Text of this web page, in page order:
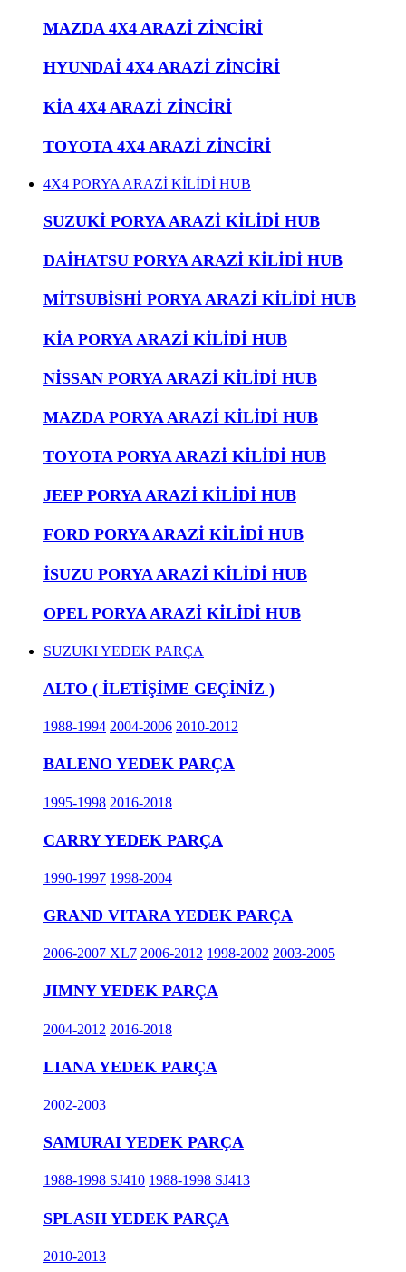
MAZDA 4X4 ARAZİ ZİNCİRİ
HYUNDAİ 4X4 ARAZİ ZİNCİRİ
KİA 4X4 ARAZİ ZİNCİRİ
TOYOTA 4X4 ARAZİ ZİNCİRİ
4X4 PORYA ARAZİ KİLİDİ HUB
SUZUKİ PORYA ARAZİ KİLİDİ HUB
DAİHATSU PORYA ARAZİ KİLİDİ HUB
MİTSUBİSHİ PORYA ARAZİ KİLİDİ HUB
KİA PORYA ARAZİ KİLİDİ HUB
NİSSAN PORYA ARAZİ KİLİDİ HUB
MAZDA PORYA ARAZİ KİLİDİ HUB
TOYOTA PORYA ARAZİ KİLİDİ HUB
JEEP PORYA ARAZİ KİLİDİ HUB
FORD PORYA ARAZİ KİLİDİ HUB
İSUZU PORYA ARAZİ KİLİDİ HUB
OPEL PORYA ARAZİ KİLİDİ HUB
SUZUKI YEDEK PARÇA
ALTO ( İLETİŞİME GEÇİNİZ )
1988-1994 2004-2006 2010-2012
BALENO YEDEK PARÇA
1995-1998 2016-2018
CARRY YEDEK PARÇA
1990-1997 1998-2004
GRAND VITARA YEDEK PARÇA
2006-2007 XL7 2006-2012 1998-2002 2003-2005
JIMNY YEDEK PARÇA
2004-2012 2016-2018
LIANA YEDEK PARÇA
2002-2003
SAMURAI YEDEK PARÇA
1988-1998 SJ410 1988-1998 SJ413
SPLASH YEDEK PARÇA
2010-2013